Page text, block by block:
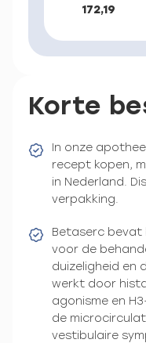
172,19
Korte
In onze
recept kopen,
in Nederland.
verpakking.
Betaserc
voor de
duizeligheid en
werkt door
agonisme en
de
vestibulaire